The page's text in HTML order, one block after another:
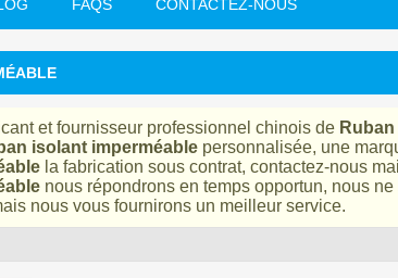
FAQS CONTACTEZ-NOUS
et fournisseur professionnel chinois de
isolant imperméable personnalisée, une
la fabrication sous contrat, contactez-nous
nous répondrons en temps opportun, nous
nous vous fournirons un meilleur service.